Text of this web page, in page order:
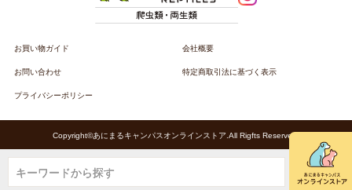
お買い物ガイド 会社概要
お問い合わせ 特定商取引法に基づく表示
プライバシーポリシー
Copyright©あにまるキャンパスオンラインストア.All Rigfts Reserved.
キーワードから探す
キーワードから探す
キーワードから探す